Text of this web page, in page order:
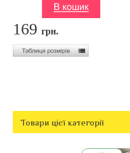
169грн.
Товари цієї категорії